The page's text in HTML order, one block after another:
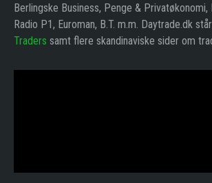
Berlingske Business, Penge & Privatøkonomi,
Radio P1, Euroman, B.T. m.m. Daytrade.dk
Traders samt flere skandinaviske sider om